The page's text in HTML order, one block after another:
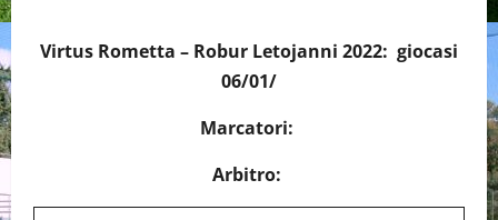
Virtus Rometta – Robur Letojanni 2022: giocasi
06/01/
Marcatori:
Arbitro: